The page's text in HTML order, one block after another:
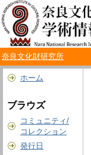
奈良文化財研究所
ホーム
ブラウズ
コミュニティ/
コレクション
発行日